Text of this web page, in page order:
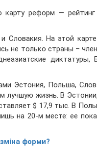
реформ — рейтинг
На этой
не только страны –
диктатуры,
Эстония, Польша,
лучшую жизнь. В
$ 17,9 тыс. В
на 20-м месте: ее
форми?